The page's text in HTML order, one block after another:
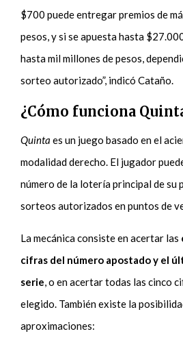
$700 puede entregar premios de
pesos, y si se apuesta hasta
hasta mil millones de pesos,
sorteo autorizado”, indicó Cataño.
¿Cómo funciona
Quinta es un juego basado en el
modalidad derecho. El jugador
número de la lotería principal de su
sorteos autorizados en puntos de
La mecánica consiste en acertar las
cifras del número apostado y el
serie, o en acertar todas las cinco
elegido. También existe la
aproximaciones: